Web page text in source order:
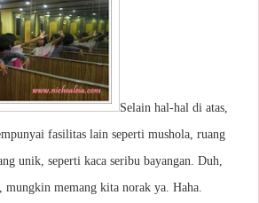
Selain hal-hal di atas,
fasilitas lain seperti mushola, ruang
unik, seperti kaca seribu bayangan. Duh,
memang kita norak ya. Haha.